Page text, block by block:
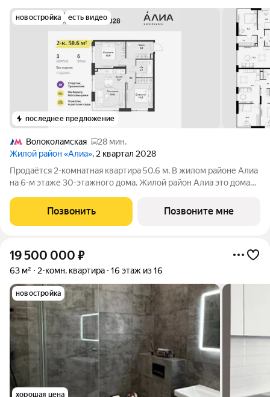
новостройка есть видео
последнее предложение
Волоколамская
28 мин.
Жилой район «Алиа», 2 квартал 2028
Продаётся 2-комнатная квартира 50.6 м. В жилом районе Алиа
на 6-м этаже 30-этажного дома. Жилой район Алиа это дома
находится в Покровском-Стрешневе, экологически чистом
районе на престижном
Позвонить Позвоните мне
19 500 000 ₽
63 м² 2-комн. квартира 16 этаж из 16
новостройка
хорошая цена